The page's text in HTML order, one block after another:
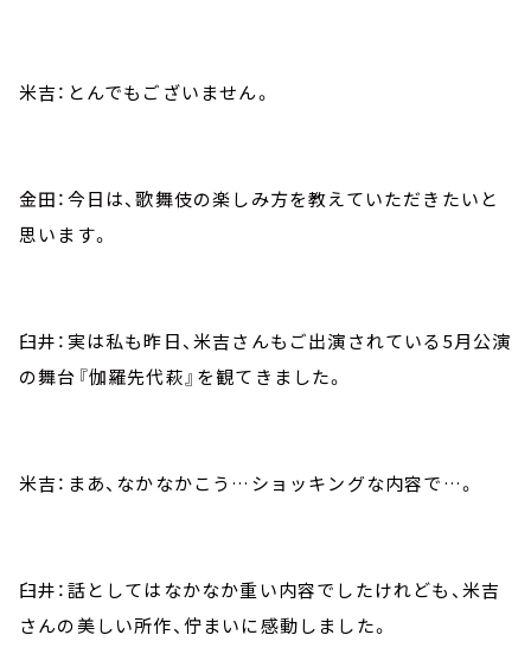
米吉：とんでもございません。
金田：今日は、歌舞伎の楽しみ方を教えていただきたいと
思います。
臼井：実は私も昨日、米吉さんもご出演されている5月公演
の舞台『伽羅先代萩』を観てきました。
米吉：まあ、なかなかこう…ショッキングな内容で…。
臼井：話としてはなかなか重い内容でしたけれども、米吉
さんの美しい所作、佇まいに感動しました。